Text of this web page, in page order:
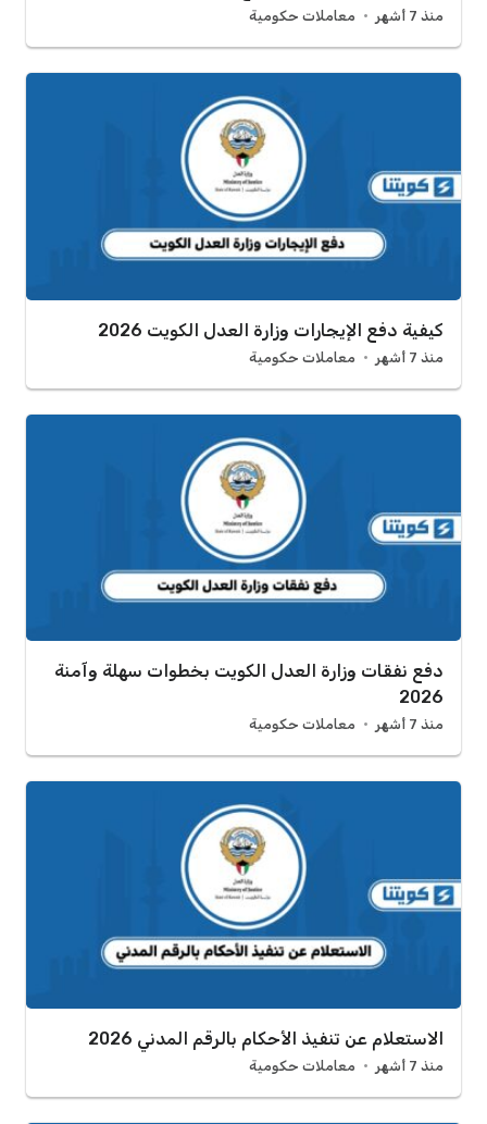
منذ 7 أشهر معاملات حكومية
كيفية دفع الإيجارات وزارة العدل الكويت 2026
منذ 7 أشهر معاملات حكومية
دفع نفقات وزارة العدل الكويت بخطوات سهلة وآمنة
2026
منذ 7 أشهر معاملات حكومية
الاستعلام عن تنفيذ الأحكام بالرقم المدني 2026
منذ 7 أشهر معاملات حكومية